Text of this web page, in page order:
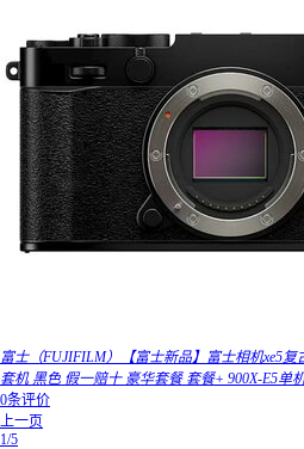
富士（FUJIFILM）【富士新品】富士相机xe5
套机 黑色 假一赔十 豪华套餐 套餐+ 900X-E5单
0条评价
上一页
1/5